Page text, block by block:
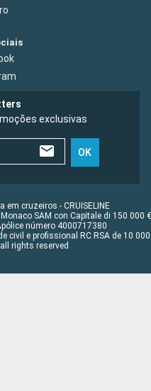
exclusivas
OK
cruzeiros - CRUISELINE
SAM con Capitale di 150 000 €
número 4000717380
civil e profissional RC RSA de 10 000
rights reserved